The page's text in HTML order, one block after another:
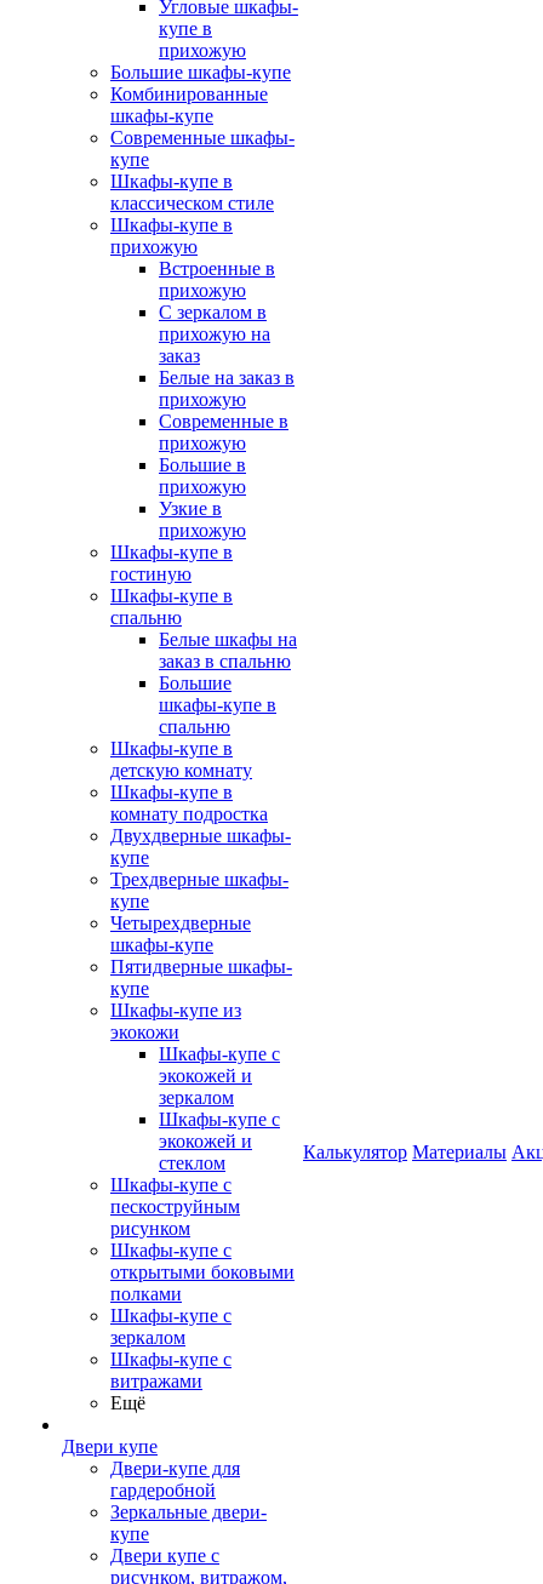
Угловые шкафы-
купе в
прихожую
Большие шкафы-купе
Комбинированные
шкафы-купе
Современные шкафы-
купе
Шкафы-купе в
классическом стиле
Шкафы-купе в
прихожую
Встроенные в
прихожую
С зеркалом в
прихожую на
заказ
Белые на заказ в
прихожую
Современные в
прихожую
Большие в
прихожую
Узкие в
прихожую
Шкафы-купе в
гостиную
Шкафы-купе в
спальню
Белые шкафы на
заказ в спальню
Большие
шкафы-купе в
спальню
Шкафы-купе в
детскую комнату
Шкафы-купе в
комнату подростка
Двухдверные шкафы-
купе
Трехдверные шкафы-
купе
Четырехдверные
шкафы-купе
Пятидверные шкафы-
купе
Шкафы-купе из
экокожи
Шкафы-купе с
экокожей и
зеркалом
Шкафы-купе с
экокожей и
стеклом
Шкафы-купе с
пескоструйным
рисунком
Шкафы-купе с
открытыми боковыми
полками
Шкафы-купе с
зеркалом
Шкафы-купе с
витражами
Ещё
Двери купе
Двери-купе для
гардеробной
Зеркальные двери-
купе
Двери купе с
рисунком, витражом,
Калькулятор Материалы